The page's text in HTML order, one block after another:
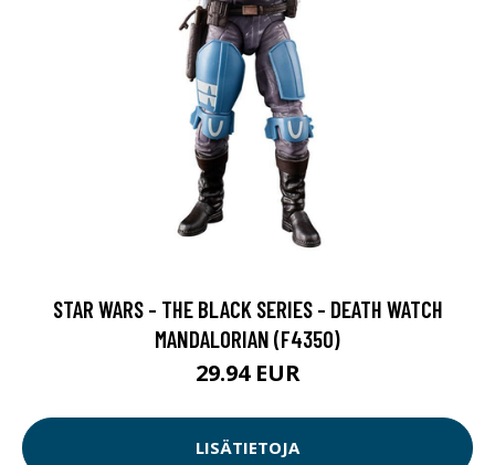
STAR WARS - THE BLACK SERIES - DEATH WATCH
MANDALORIAN (F4350)
29.94 EUR
LISÄTIETOJA